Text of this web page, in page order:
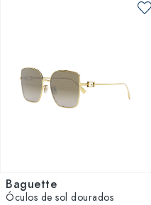
Baguette
Óculos de sol dourados